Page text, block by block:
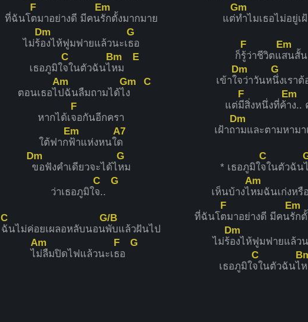
ที่ฉันโ
F
ตมาอย่างดี มีคน
Em
รักตั้งมากมาย
ไม่ร้
Dm
องไห้ฟูมฟายแล้วนะเ
G
ธอ
เธอภูมิใ
C
จในตัวฉันไ
Bm
หม
E
ตอนเธอไ
Am
ปฉันลืมถามได้ไ
Gm
ง
C
หากได้เ
F
จอกันอีกครา
ใต้ฟาก
Em
ฟ้าแห่งหนใ
A7
ด
Dm
ขอฟังคำเดียวจะได้ไ
G
หม
ว่าเธอภูมิใ
C
จ..
G
C
ฉันไม่ค่อยเผลอหลับนอน
G/B
พับแล้วฝันไป
ไ
Am
ม่ลืมปิดไฟแล้วนะเ
F
ธอ
G
แต่
Gm
ทำไมเธอไม่อยู่เ
ก็
F
รู้ว่าชีวิตแ
Em
สนสั้น
เข้าใ
Dm
จว่าวันห
G
นึ่งเราต้
แต่
F
มีสิ่งหนึ่งที่ค้
Em
าง..
เฝ้าถ
Dm
ามและตามหามา
* เธอภูมิใ
C
จในตัวฉัน
เห็นบ้างไ
Am
หมฉันเก่งหรื
ที่ฉันโ
F
ตมาอย่างดี มีคน
Em
รัก
ไม่ร้
Dm
องไห้ฟูมฟายแล้วน
เธอภูมิใ
C
จในตัวฉันไ